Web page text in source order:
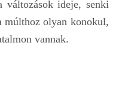
ideje, senki
múlthoz olyan konokul,
vannak.